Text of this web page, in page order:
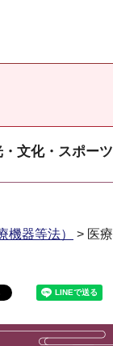
・文化・スポーツ
機器等法）
> 医